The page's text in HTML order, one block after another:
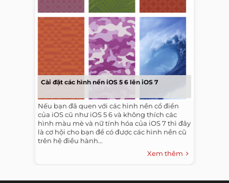
Cài đặt các hình nền iOS 5 6 lên iOS 7
Nếu bạn đã quen với các hình nền cổ điển
của iOS cũ như iOS 5 6 và không thích các
hình màu mè và nữ tính hóa của iOS 7 thì đây
là cơ hội cho bạn để có được các hình nền cũ
trên hệ điều hành...
Xem thêm